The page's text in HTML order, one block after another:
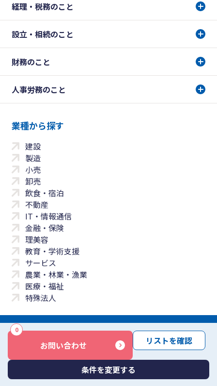
お問い合わせ
0
リストを確認
条件を変更する
経理・税務のこと
設立・相続のこと
財務のこと
人事労務のこと
業種から探す
建設
製造
小売
卸売
飲食・宿泊
不動産
IT・情報通信
金融・保険
理美容
教育・学術支援
サービス
農業・林業・漁業
医療・福祉
特殊法人
サイトマップ 免責事項 サービス利用規約
商標について反社会勢力に対する基本方針 お問い合わせ
Copyright © Yayoi Co., Ltd. All rights reserved.